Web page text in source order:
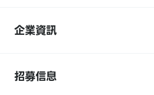
企業資訊
招募信息